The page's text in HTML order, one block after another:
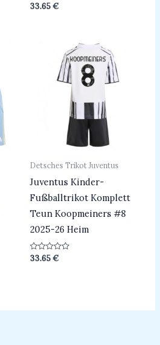
Bewertet
mit
33.65€
Detsches Trikot Juventus
Juventus Kinder-
Fußballtrikot Komplett
Teun Koopmeiners #8
2025-26 Heim
Bewertet
33.65€